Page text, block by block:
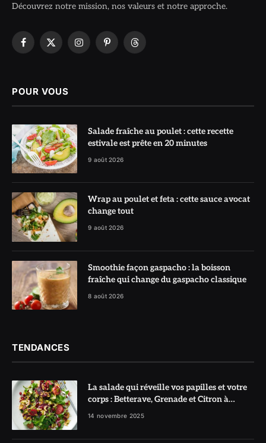
Découvrez notre mission, nos valeurs et notre approche.
Facebook
X
InstagramPinterestThreads
POUR VOUS
Salade fraîche au poulet : cette recette
estivale est prête en 20 minutes
9 août 2026
Wrap au poulet et feta : cette sauce avocat
change tout
9 août 2026
Smoothie façon gaspacho : la boisson
fraîche qui change du gaspacho classique
8 août 2026
TENDANCES
La salade qui réveille vos papilles et votre
corps : Betterave, Grenade et Citron à
l’honneur
14 novembre 2025